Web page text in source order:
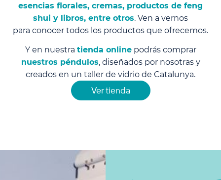
esencias florales, cremas, productos de feng
shui y libros, entre otros. Ven a vernos
para conocer todos los productos que ofrecemos.
Y en nuestra tienda onlinepodrás comprar
nuestros péndulos, diseñados por nosotras y
creados en un taller de vidrio de Catalunya.
Ver tienda